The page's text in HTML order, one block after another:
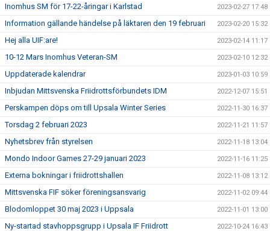
Inomhus SM för 17-22-åringar i Karlstad 2023-02-27 17:48
Information gällande händelse på läktaren den 19 februari 2023-02-20 15:32
Hej alla UIF:are! 2023-02-14 11:17
10-12 Mars Inomhus Veteran-SM 2023-02-10 12:32
Uppdaterade kalendrar 2023-01-03 10:59
Inbjudan Mittsvenska Friidrottsförbundets IDM 2022-12-07 15:51
Perskampen döps om till Upsala Winter Series 2022-11-30 16:37
Torsdag 2 februari 2023 2022-11-21 11:57
Nyhetsbrev från styrelsen 2022-11-18 13:04
Mondo Indoor Games 27-29 januari 2023 2022-11-16 11:25
Externa bokningar i friidrottshallen 2022-11-08 13:12
Mittsvenska FIF söker föreningsansvarig 2022-11-02 09:44
Blodomloppet 30 maj 2023 i Uppsala 2022-11-01 13:00
Ny-startad stavhoppsgrupp i Upsala IF Friidrott 2022-10-24 16:43